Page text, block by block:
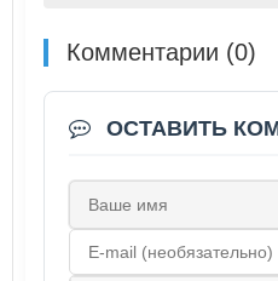
Комментарии (0)
ОСТАВИТЬ